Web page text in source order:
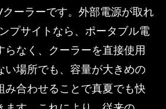
ーラーです。外部電源が取れ
プサイトなら、ポータブル電
らなく、クーラーを直接使用
い場所でも、容量が大きめの
み合わせることで真夏でも快